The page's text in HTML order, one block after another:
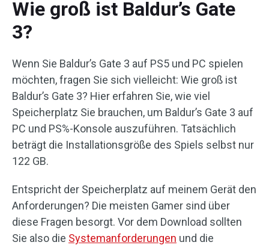
Wie groß ist Baldur’s Gate
3?
Wenn Sie Baldur’s Gate 3 auf PS5 und PC spielen
möchten, fragen Sie sich vielleicht: Wie groß ist
Baldur’s Gate 3? Hier erfahren Sie, wie viel
Speicherplatz Sie brauchen, um Baldur’s Gate 3 auf
PC und PS%-Konsole auszuführen. Tatsächlich
beträgt die Installationsgröße des Spiels selbst nur
122 GB.
Entspricht der Speicherplatz auf meinem Gerät den
Anforderungen? Die meisten Gamer sind über
diese Fragen besorgt. Vor dem Download sollten
Sie also die Systemanforderungen und die